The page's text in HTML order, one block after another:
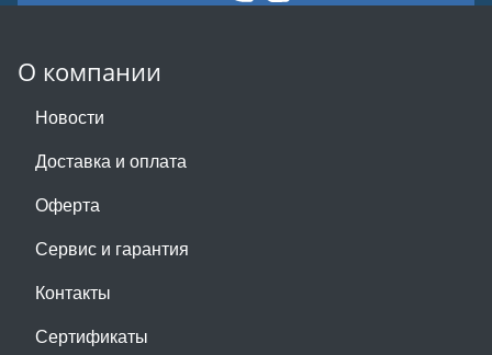
О компании
Новости
Доставка и оплата
Оферта
Сервис и гарантия
Контакты
Сертификаты